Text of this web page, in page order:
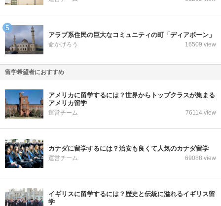
アラブ系住民の巨大なコミュニティの町「ディアボーン」
命かげろう 16509 view
留学希望者におすすめ
アメリカに留学するには？世界からトップクラスが集まる
アメリカ留学
運営チーム 76114 view
カナダに留学するには？治安も良くて人気のカナダ留学
運営チーム 69088 view
イギリスに留学するには？歴史と伝統に溢れるイギリス留
学